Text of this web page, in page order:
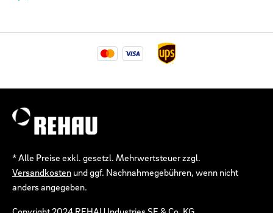
* Alle Preise exkl. gesetzl. Mehrwertsteuer zzgl.
Versandkosten und ggf. Nachnahmegebühren, wenn nicht
anders angegeben.